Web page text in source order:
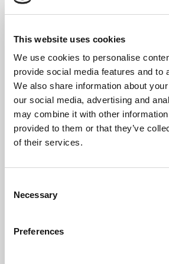
This website uses cookies
We use cookies to personalise
provide social media features and to
We also share information about
our social media, advertising and
may combine it with other information
provided to them or that they’ve
of their services.
Selection
Necessary
Preferences
Données : Luxembourg Income Study (LIS)
La classe
contributrice aux
À ces deux changements
dimension institutionnelle qui
de la polarisation au sein